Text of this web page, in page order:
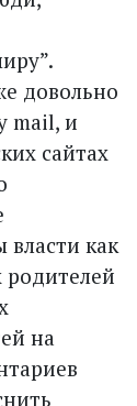
довольно
mail, и
сайтах
как
на